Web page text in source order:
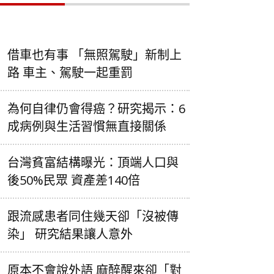
借車也有事 「無照駕駛」新制上
路 車主、駕駛一起重罰
為何自律仍會得癌？研究揭示：6
成病例與生活習慣無直接關係
台灣貧富結構曝光：頂端人口與
後50%民眾 資產差140倍
跟流感患者同住幾天卻「沒被傳
染」 研究結果讓人意外
原本不會說外語 麻醉醒來卻「對